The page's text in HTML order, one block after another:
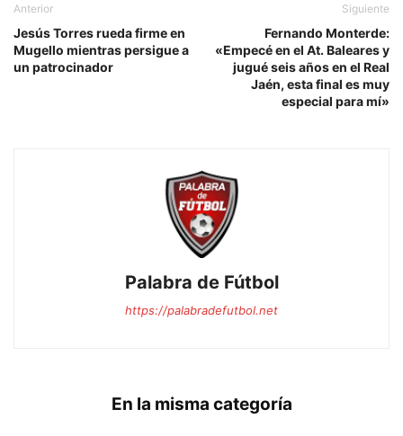
Anterior
Jesús Torres rueda firme en
Mugello mientras persigue a
un patrocinador
Siguiente
Fernando Monterde:
«Empecé en el At. Baleares y
jugué seis años en el Real
Jaén, esta final es muy
especial para mí»
Palabra de Fútbol
https://palabradefutbol.net
En la misma categoría